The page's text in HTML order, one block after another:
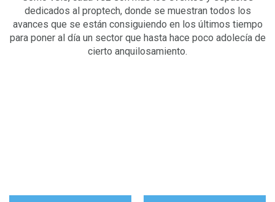
dedicados al proptech, donde se muestran todos los
avances que se están consiguiendo en los últimos tiempo
para poner al día un sector que hasta hace poco adolecía de
cierto anquilosamiento.